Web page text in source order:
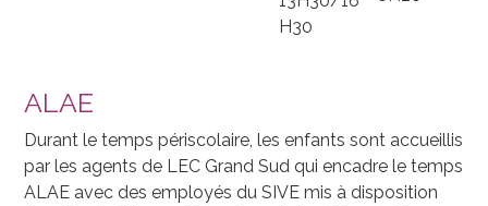
H30
ALAE
Durant le temps périscolaire, les enfants sont accueillis
par les agents de LEC Grand Sud qui encadre le temps
ALAE avec des employés du SIVE mis à disposition